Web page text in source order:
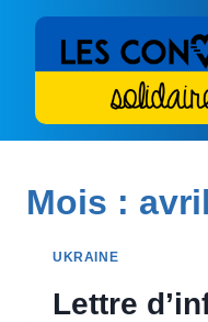
contenu
Mois :
UKRAINE
Lettre